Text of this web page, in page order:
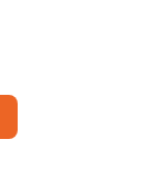
Tél. : 06 24
Agent
sous le